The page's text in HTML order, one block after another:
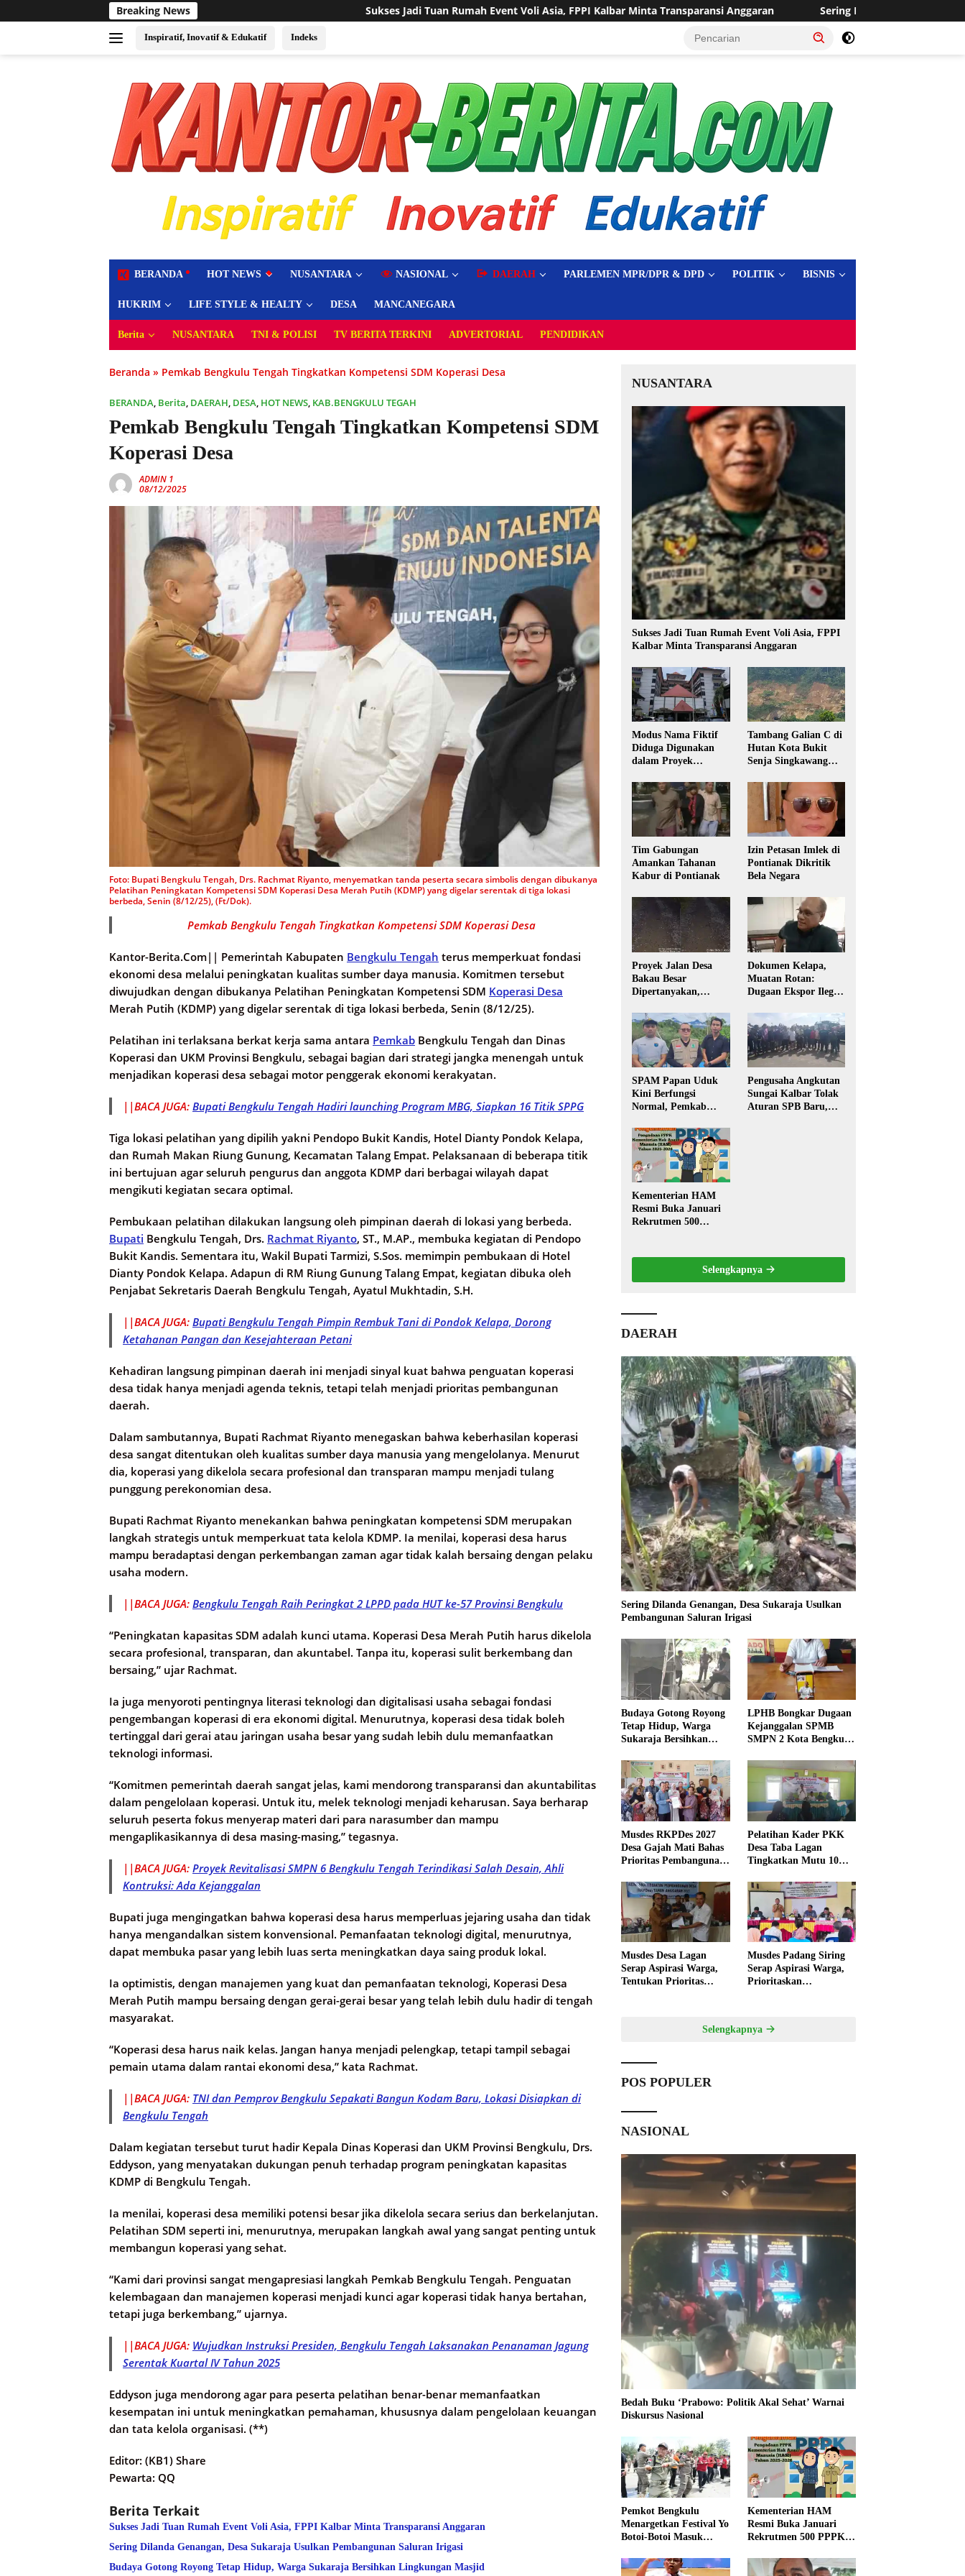
ke
Breaking News Sukses Jadi Tuan Rumah Event Voli Asia, FPPI Kalbar Minta Transparansi Anggaran Sering Dilanda Genangan, Desa Sukaraja Usulkan
Inspiratif, Inovatif & Edukatif Indeks
BERANDA HOT NEWS NUSANTARA NASIONAL DAERAH PARLEMEN MPR/DPR & DPD POLITIK BISNIS
HUKRIM LIFE STYLE & HEALTY DESA MANCANEGARA
Berita NUSANTARA TNI & POLISI TV BERITA TERKINI ADVERTORIAL PENDIDIKAN
Beranda » Pemkab Bengkulu Tengah Tingkatkan Kompetensi SDM Koperasi Desa
BERANDA, Berita, DAERAH, DESA, HOT NEWS, KAB.BENGKULU TEGAH
Pemkab Bengkulu Tengah Tingkatkan Kompetensi SDM
Koperasi Desa
ADMIN 1
08/12/2025
Foto: Bupati Bengkulu Tengah, Drs. Rachmat Riyanto, menyematkan tanda peserta secara simbolis dengan dibukanya
Pelatihan Peningkatan Kompetensi SDM Koperasi Desa Merah Putih (KDMP) yang digelar serentak di tiga lokasi
berbeda, Senin (8/12/25), (Ft/Dok).
Pemkab Bengkulu Tengah Tingkatkan Kompetensi SDM Koperasi Desa
Kantor-Berita.Com|| Pemerintah Kabupaten Bengkulu Tengah terus memperkuat fondasi
ekonomi desa melalui peningkatan kualitas sumber daya manusia. Komitmen tersebut
diwujudkan dengan dibukanya Pelatihan Peningkatan Kompetensi SDM Koperasi Desa
Merah Putih (KDMP) yang digelar serentak di tiga lokasi berbeda, Senin (8/12/25).
Pelatihan ini terlaksana berkat kerja sama antara Pemkab Bengkulu Tengah dan Dinas
Koperasi dan UKM Provinsi Bengkulu, sebagai bagian dari strategi jangka menengah untuk
menjadikan koperasi desa sebagai motor penggerak ekonomi kerakyatan.
||BACA JUGA: Bupati Bengkulu Tengah Hadiri launching Program MBG, Siapkan 16 Titik SPPG
Tiga lokasi pelatihan yang dipilih yakni Pendopo Bukit Kandis, Hotel Dianty Pondok Kelapa,
dan Rumah Makan Riung Gunung, Kecamatan Talang Empat. Pelaksanaan di beberapa titik
ini bertujuan agar seluruh pengurus dan anggota KDMP dari berbagai wilayah dapat
mengikuti kegiatan secara optimal.
Pembukaan pelatihan dilakukan langsung oleh pimpinan daerah di lokasi yang berbeda.
Bupati Bengkulu Tengah, Drs. Rachmat Riyanto, ST., M.AP., membuka kegiatan di Pendopo
Bukit Kandis. Sementara itu, Wakil Bupati Tarmizi, S.Sos. memimpin pembukaan di Hotel
Dianty Pondok Kelapa. Adapun di RM Riung Gunung Talang Empat, kegiatan dibuka oleh
Penjabat Sekretaris Daerah Bengkulu Tengah, Ayatul Mukhtadin, S.H.
||BACA JUGA: Bupati Bengkulu Tengah Pimpin Rembuk Tani di Pondok Kelapa, Dorong
Ketahanan Pangan dan Kesejahteraan Petani
Kehadiran langsung pimpinan daerah ini menjadi sinyal kuat bahwa penguatan koperasi
desa tidak hanya menjadi agenda teknis, tetapi telah menjadi prioritas pembangunan
daerah.
Dalam sambutannya, Bupati Rachmat Riyanto menegaskan bahwa keberhasilan koperasi
desa sangat ditentukan oleh kualitas sumber daya manusia yang mengelolanya. Menurut
dia, koperasi yang dikelola secara profesional dan transparan mampu menjadi tulang
punggung perekonomian desa.
Bupati Rachmat Riyanto menekankan bahwa peningkatan kompetensi SDM merupakan
langkah strategis untuk memperkuat tata kelola KDMP. Ia menilai, koperasi desa harus
mampu beradaptasi dengan perkembangan zaman agar tidak kalah bersaing dengan pelaku
usaha modern.
||BACA JUGA: Bengkulu Tengah Raih Peringkat 2 LPPD pada HUT ke-57 Provinsi Bengkulu
“Peningkatan kapasitas SDM adalah kunci utama. Koperasi Desa Merah Putih harus dikelola
secara profesional, transparan, dan akuntabel. Tanpa itu, koperasi sulit berkembang dan
bersaing,” ujar Rachmat.
Ia juga menyoroti pentingnya literasi teknologi dan digitalisasi usaha sebagai fondasi
pengembangan koperasi di era ekonomi digital. Menurutnya, koperasi desa tidak boleh
tertinggal dari gerai atau jaringan usaha besar yang sudah lebih dulu memanfaatkan
teknologi informasi.
“Komitmen pemerintah daerah sangat jelas, kami mendorong transparansi dan akuntabilitas
dalam pengelolaan koperasi. Untuk itu, melek teknologi menjadi keharusan. Saya berharap
seluruh peserta fokus menyerap materi dari para narasumber dan mampu
mengaplikasikannya di desa masing-masing,” tegasnya.
||BACA JUGA: Proyek Revitalisasi SMPN 6 Bengkulu Tengah Terindikasi Salah Desain, Ahli
Kontruksi: Ada Kejanggalan
Bupati juga mengingatkan bahwa koperasi desa harus memperluas jejaring usaha dan tidak
hanya mengandalkan sistem konvensional. Pemanfaatan teknologi digital, menurutnya,
dapat membuka pasar yang lebih luas serta meningkatkan daya saing produk lokal.
Ia optimistis, dengan manajemen yang kuat dan pemanfaatan teknologi, Koperasi Desa
Merah Putih mampu bersaing dengan gerai-gerai besar yang telah lebih dulu hadir di tengah
masyarakat.
“Koperasi desa harus naik kelas. Jangan hanya menjadi pelengkap, tetapi tampil sebagai
pemain utama dalam rantai ekonomi desa,” kata Rachmat.
||BACA JUGA: TNI dan Pemprov Bengkulu Sepakati Bangun Kodam Baru, Lokasi Disiapkan di
Bengkulu Tengah
Dalam kegiatan tersebut turut hadir Kepala Dinas Koperasi dan UKM Provinsi Bengkulu, Drs.
Eddyson, yang menyatakan dukungan penuh terhadap program peningkatan kapasitas
KDMP di Bengkulu Tengah.
Ia menilai, koperasi desa memiliki potensi besar jika dikelola secara serius dan berkelanjutan.
Pelatihan SDM seperti ini, menurutnya, merupakan langkah awal yang sangat penting untuk
membangun koperasi yang sehat.
“Kami dari provinsi sangat mengapresiasi langkah Pemkab Bengkulu Tengah. Penguatan
kelembagaan dan manajemen koperasi menjadi kunci agar koperasi tidak hanya bertahan,
tetapi juga berkembang,” ujarnya.
||BACA JUGA: Wujudkan Instruksi Presiden, Bengkulu Tengah Laksanakan Penanaman Jagung
Serentak Kuartal IV Tahun 2025
Eddyson juga mendorong agar para peserta pelatihan benar-benar memanfaatkan
kesempatan ini untuk meningkatkan pemahaman, khususnya dalam pengelolaan keuangan
dan tata kelola organisasi. (**)
Editor: (KB1) Share
Pewarta: QQ
Berita Terkait
Sukses Jadi Tuan Rumah Event Voli Asia, FPPI Kalbar Minta Transparansi Anggaran
Sering Dilanda Genangan, Desa Sukaraja Usulkan Pembangunan Saluran Irigasi
Budaya Gotong Royong Tetap Hidup, Warga Sukaraja Bersihkan Lingkungan Masjid
NUSANTARA
Sukses Jadi Tuan Rumah Event Voli Asia, FPPI
Kalbar Minta Transparansi Anggaran
Modus Nama Fiktif
Diduga Digunakan
dalam Proyek
Tambang Galian C di
Hutan Kota Bukit
Senja Singkawang
Tim Gabungan
Amankan Tahanan
Kabur di Pontianak
Izin Petasan Imlek di
Pontianak Dikritik
Bela Negara
Proyek Jalan Desa
Bakau Besar
Dipertanyakan,
dan Transparansi
Pelaksanaan
Pembangunan
Dokumen Kelapa,
Muatan Rotan:
Dugaan Ekspor Ilegal
Publik Kalbar
SPAM Papan Uduk
Kini Berfungsi
Normal, Pemkab
Distribusi Air Bersih
Lancar ke Rumah
Warga
Pengusaha Angkutan
Sungai Kalbar Tolak
Aturan SPB Baru,
Kementerian HAM
Resmi Buka Januari
Rekrutmen 500
Selengkapnya
DAERAH
Sering Dilanda Genangan, Desa Sukaraja Usulkan
Pembangunan Saluran Irigasi
Budaya Gotong Royong
Tetap Hidup, Warga
Sukaraja Bersihkan
LPHB Bongkar Dugaan
Kejanggalan SPMB
SMPN 2 Kota Bengkulu,
Menyeluruh
Musdes RKPDes 2027
Desa Gajah Mati Bahas
Prioritas Pembangunan
Pelatihan Kader PKK
Desa Taba Lagan
Tingkatkan Mutu 10
Musdes Desa Lagan
Serap Aspirasi Warga,
Tentukan Prioritas
Musdes Padang Siring
Serap Aspirasi Warga,
Prioritaskan
Selengkapnya
POS POPULER
NASIONAL
Bedah Buku ‘Prabowo: Politik Akal Sehat’ Warnai
Diskursus Nasional
Pemkot Bengkulu
Menargetkan Festival Yo
Botoi-Botoi Masuk
Nasional
Kementerian HAM
Resmi Buka Januari
Rekrutmen 500 PPPK,